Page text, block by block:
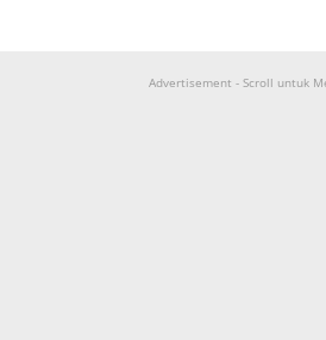
Advertisement - Scroll untuk